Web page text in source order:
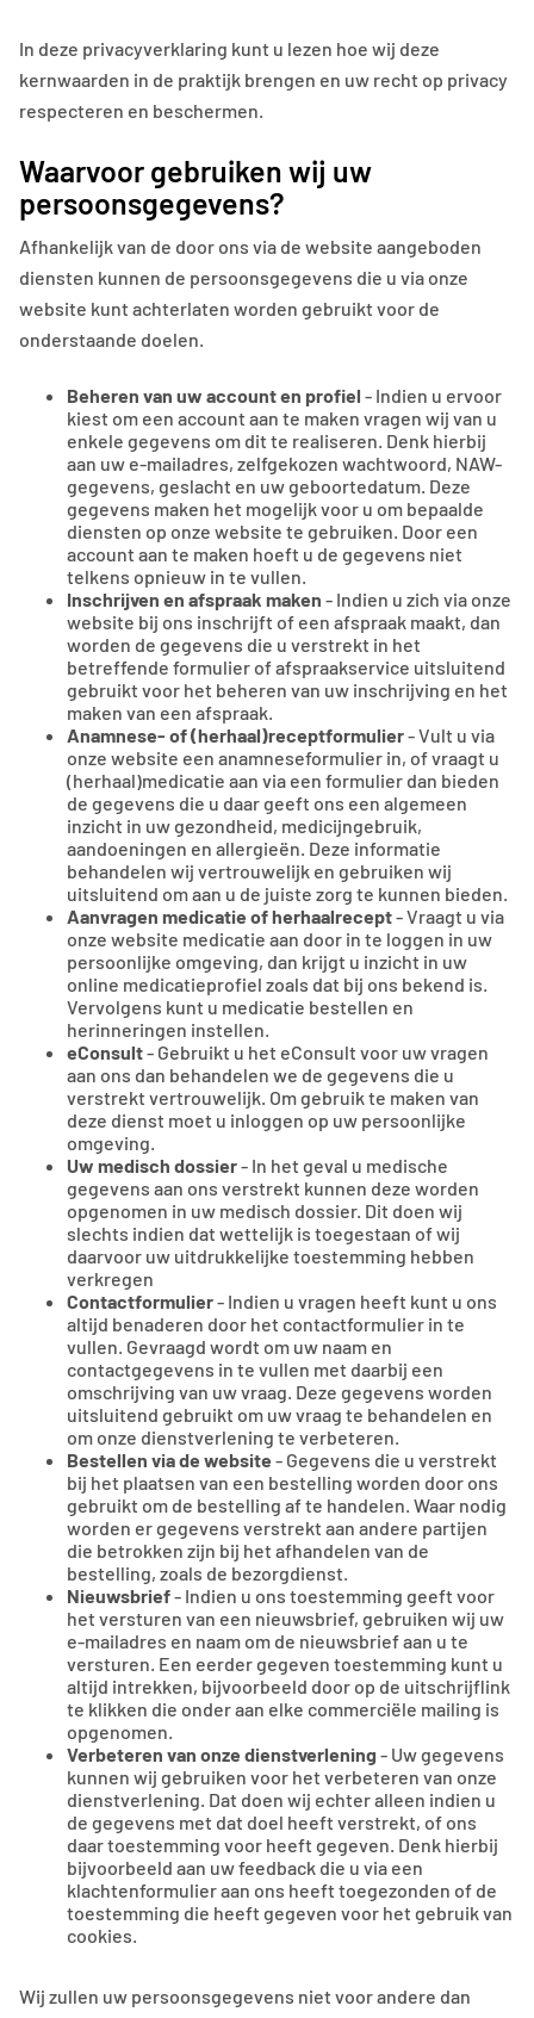
In deze privacyverklaring kunt u lezen hoe wij deze
kernwaarden in de praktijk brengen en uw recht op privacy
respecteren en beschermen.
Waarvoor gebruiken wij uw
persoonsgegevens?
Afhankelijk van de door ons via de website aangeboden
diensten kunnen de persoonsgegevens die u via onze
website kunt achterlaten worden gebruikt voor de
onderstaande doelen.
Beheren van uw account en profiel - Indien u ervoor
kiest om een account aan te maken vragen wij van u
enkele gegevens om dit te realiseren. Denk hierbij
aan uw e-mailadres, zelfgekozen wachtwoord, NAW-
gegevens, geslacht en uw geboortedatum. Deze
gegevens maken het mogelijk voor u om bepaalde
diensten op onze website te gebruiken. Door een
account aan te maken hoeft u de gegevens niet
telkens opnieuw in te vullen.
Inschrijven en afspraak maken - Indien u zich via onze
website bij ons inschrijft of een afspraak maakt, dan
worden de gegevens die u verstrekt in het
betreffende formulier of afspraakservice uitsluitend
gebruikt voor het beheren van uw inschrijving en het
maken van een afspraak.
Anamnese- of (herhaal)receptformulier- Vult u via
onze website een anamneseformulier in, of vraagt u
(herhaal)medicatie aan via een formulier dan bieden
de gegevens die u daar geeft ons een algemeen
inzicht in uw gezondheid, medicijngebruik,
aandoeningen en allergieën. Deze informatie
behandelen wij vertrouwelijk en gebruiken wij
uitsluitend om aan u de juiste zorg te kunnen bieden.
Aanvragen medicatie of herhaalrecept- Vraagt u via
onze website medicatie aan door in te loggen in uw
persoonlijke omgeving, dan krijgt u inzicht in uw
online medicatieprofiel zoals dat bij ons bekend is.
Vervolgens kunt u medicatie bestellen en
herinneringen instellen.
eConsult- Gebruikt u het eConsult voor uw vragen
aan ons dan behandelen we de gegevens die u
verstrekt vertrouwelijk. Om gebruik te maken van
deze dienst moet u inloggen op uw persoonlijke
omgeving.
Uw medisch dossier- In het geval u medische
gegevens aan ons verstrekt kunnen deze worden
opgenomen in uw medisch dossier. Dit doen wij
slechts indien dat wettelijk is toegestaan of wij
daarvoor uw uitdrukkelijke toestemming hebben
verkregen
Contactformulier- Indien u vragen heeft kunt u ons
altijd benaderen door het contactformulier in te
vullen. Gevraagd wordt om uw naam en
contactgegevens in te vullen met daarbij een
omschrijving van uw vraag. Deze gegevens worden
uitsluitend gebruikt om uw vraag te behandelen en
om onze dienstverlening te verbeteren.
Bestellen via de website - Gegevens die u verstrekt
bij het plaatsen van een bestelling worden door ons
gebruikt om de bestelling af te handelen. Waar nodig
worden er gegevens verstrekt aan andere partijen
die betrokken zijn bij het afhandelen van de
bestelling, zoals de bezorgdienst.
Nieuwsbrief- Indien u ons toestemming geeft voor
het versturen van een nieuwsbrief, gebruiken wij uw
e-mailadres en naam om de nieuwsbrief aan u te
versturen. Een eerder gegeven toestemming kunt u
altijd intrekken, bijvoorbeeld door op de uitschrijflink
te klikken die onder aan elke commerciële mailing is
opgenomen.
Verbeteren van onze dienstverlening - Uw gegevens
kunnen wij gebruiken voor het verbeteren van onze
dienstverlening. Dat doen wij echter alleen indien u
de gegevens met dat doel heeft verstrekt, of ons
daar toestemming voor heeft gegeven. Denk hierbij
bijvoorbeeld aan uw feedback die u via een
klachtenformulier aan ons heeft toegezonden of de
toestemming die heeft gegeven voor het gebruik van
cookies.
Wij zullen uw persoonsgegevens niet voor andere dan